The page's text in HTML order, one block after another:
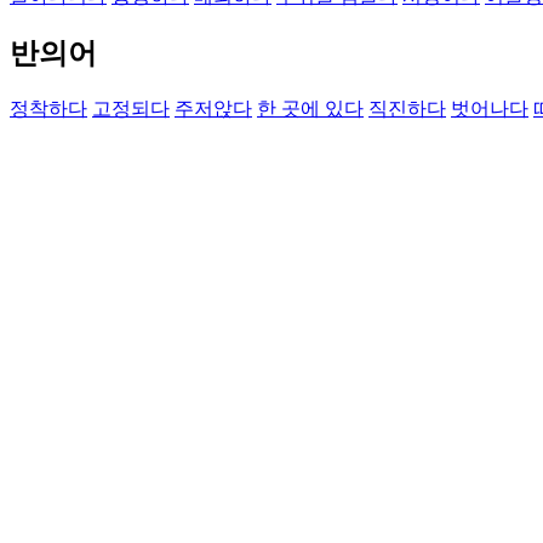
반의어
정착하다 고정되다 주저앉다 한 곳에 있다 직진하다 벗어나다